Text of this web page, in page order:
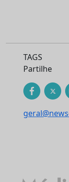
TAGS
Partilhe